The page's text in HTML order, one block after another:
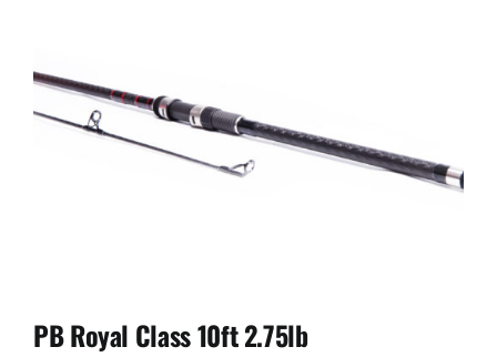
PB Royal Class 10ft 2.75lb